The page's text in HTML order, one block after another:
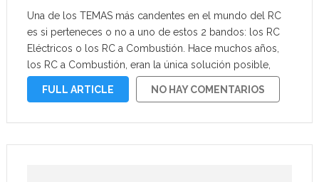
Una de los TEMAS más candentes en el mundo del RC
es si perteneces o no a uno de estos 2 bandos: los RC
Eléctricos o los RC a Combustión. Hace muchos años,
los RC a Combustión, eran la única solución posible,
pero desde hace unos …
FULL ARTICLE NO HAY COMENTARIOS